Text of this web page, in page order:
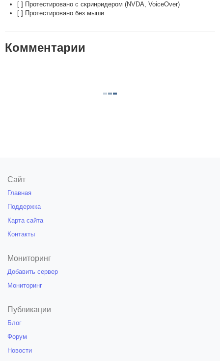
[ ] Протестировано с скринридером (NVDA, VoiceOver)
[ ] Протестировано без мыши
Комментарии
Сайт
Главная
Поддержка
Карта сайта
Контакты
Мониторинг
Добавить сервер
Мониторинг
Публикации
Блог
Форум
Новости